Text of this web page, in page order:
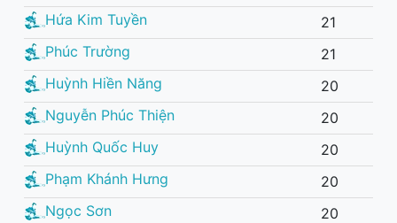
Hứa Kim Tuyền
21
Phúc Trường
21
Huỳnh Hiền Năng
20
Nguyễn Phúc Thiện
20
Huỳnh Quốc Huy
20
Phạm Khánh Hưng
20
Ngọc Sơn
20